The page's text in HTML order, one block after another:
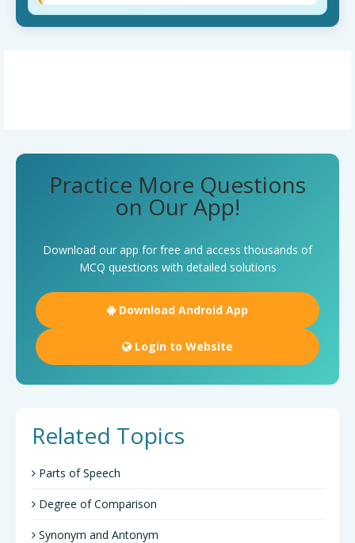
Practice More Questions
on Our App!
Download our app for free and access thousands of
MCQ questions with detailed solutions
Download Android App
Login to Website
Related Topics
Parts of Speech
Degree of Comparison
Synonym and Antonym